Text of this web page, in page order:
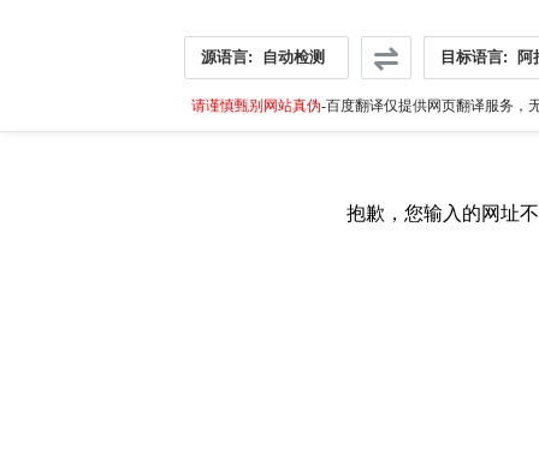
源语言: 自动检测 目标语言: 阿
请谨慎甄别网站真伪-百度翻译仅提供网页翻译服务，